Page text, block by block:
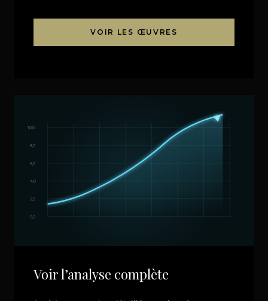
VOIR LES ŒUVRES
0,0
2,0
4,0
6,0
8,0
10,0
Voir l’analyse complète